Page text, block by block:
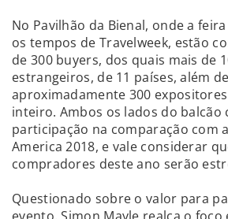
No Pavilhão da Bienal, onde a
os tempos de Travelweek, estão
de 300 buyers, dos quais mais de
estrangeiros, de 11 países, além de
aproximadamente 300
inteiro. Ambos os lados do balcão
participação na comparação com
America 2018, e vale considerar
compradores deste ano serão
Questionado sobre o valor para
evento, Simon Mayle realça o foco